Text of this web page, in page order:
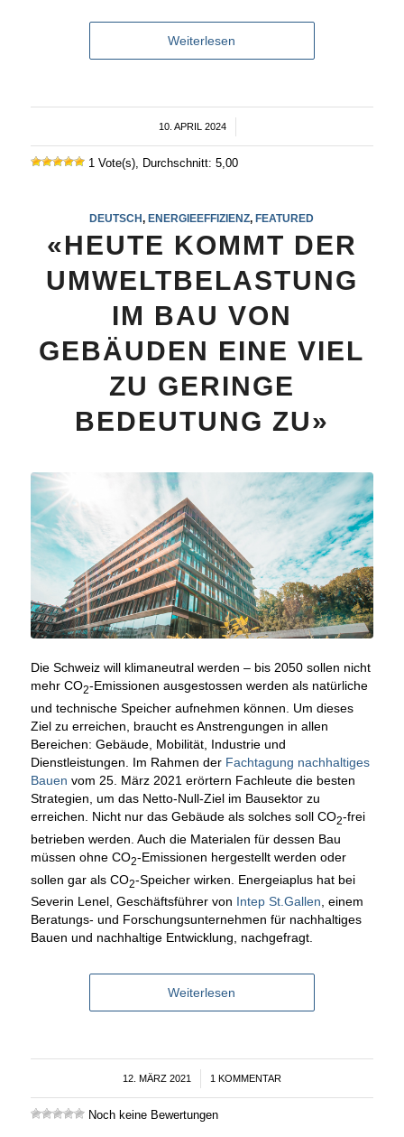
Weiterlesen
10. APRIL 2024
/
1 Vote(s), Durchschnitt: 5,00
DEUTSCH,ENERGIEEFFIZIENZ,FEATURED
«HEUTE KOMMT DER
UMWELTBELASTUNG
IM BAU VON
GEBÄUDEN EINE VIEL
ZU GERINGE
BEDEUTUNG ZU»
Die Schweiz will klimaneutral werden – bis 2050 sollen nicht
mehr CO2-Emissionen ausgestossen werden als natürliche
und technische Speicher aufnehmen können. Um dieses
Ziel zu erreichen, braucht es Anstrengungen in allen
Bereichen: Gebäude, Mobilität, Industrie und
Dienstleistungen. Im Rahmen der Fachtagung nachhaltiges
Bauen vom 25. März 2021 erörtern Fachleute die besten
Strategien, um das Netto-Null-Ziel im Bausektor zu
erreichen. Nicht nur das Gebäude als solches soll CO2-frei
betrieben werden. Auch die Materialen für dessen Bau
müssen ohne CO2-Emissionen hergestellt werden oder
sollen gar als CO2-Speicher wirken. Energeiaplus hat bei
Severin Lenel, Geschäftsführer von Intep St.Gallen, einem
Beratungs- und Forschungsunternehmen für nachhaltiges
Bauen und nachhaltige Entwicklung, nachgefragt.
Weiterlesen
12. MÄRZ 2021
/ 1 KOMMENTAR
Noch keine Bewertungen